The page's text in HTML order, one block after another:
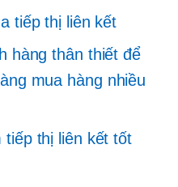
tiếp thị liên kết
hàng thân thiết để
mua hàng nhiều
tiếp thị liên kết tốt